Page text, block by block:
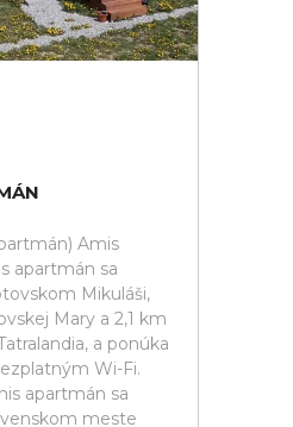
Amis
apartmán sa
Mikuláši,
Mary a 2,1 km
a ponúka
Wi-Fi.
apartmán sa
meste